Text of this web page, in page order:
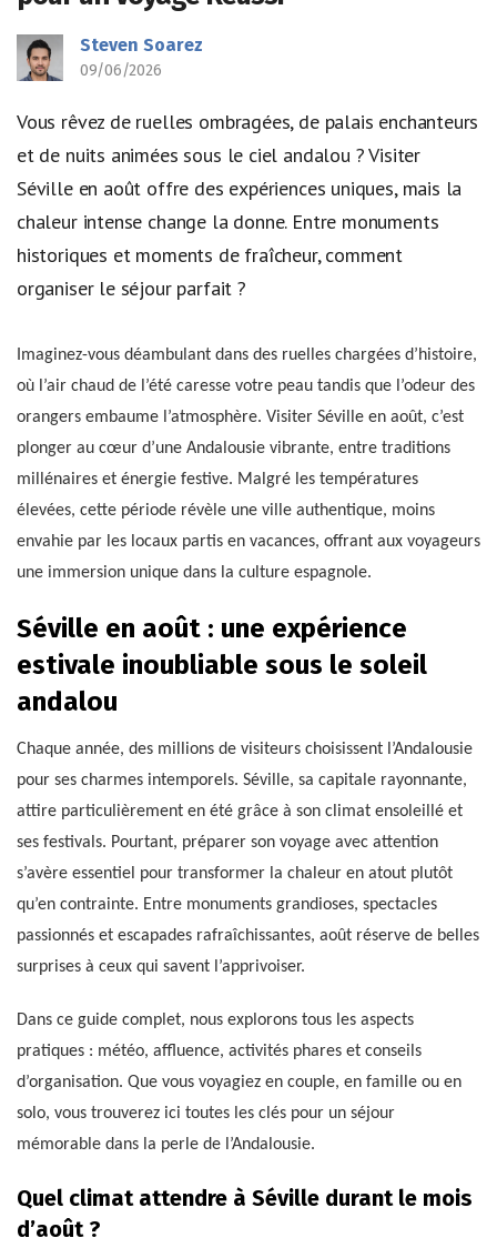
Steven Soarez
09/06/2026
Vous rêvez de ruelles ombragées, de palais enchanteurs
et de nuits animées sous le ciel andalou ? Visiter
Séville en août offre des expériences uniques, mais la
chaleur intense change la donne. Entre monuments
historiques et moments de fraîcheur, comment
organiser le séjour parfait ?
Imaginez-vous déambulant dans des ruelles chargées d’histoire,
où l’air chaud de l’été caresse votre peau tandis que l’odeur des
orangers embaume l’atmosphère. Visiter Séville en août, c’est
plonger au cœur d’une Andalousie vibrante, entre traditions
millénaires et énergie festive. Malgré les températures
élevées, cette période révèle une ville authentique, moins
envahie par les locaux partis en vacances, offrant aux voyageurs
une immersion unique dans la culture espagnole.
Séville en août : une expérience
estivale inoubliable sous le soleil
andalou
Chaque année, des millions de visiteurs choisissent l’Andalousie
pour ses charmes intemporels. Séville, sa capitale rayonnante,
attire particulièrement en été grâce à son climat ensoleillé et
ses festivals. Pourtant, préparer son voyage avec attention
s’avère essentiel pour transformer la chaleur en atout plutôt
qu’en contrainte. Entre monuments grandioses, spectacles
passionnés et escapades rafraîchissantes, août réserve de belles
surprises à ceux qui savent l’apprivoiser.
Dans ce guide complet, nous explorons tous les aspects
pratiques : météo, affluence, activités phares et conseils
d’organisation. Que vous voyagiez en couple, en famille ou en
solo, vous trouverez ici toutes les clés pour un séjour
mémorable dans la perle de l’Andalousie.
Quel climat attendre à Séville durant le mois
d’août ?